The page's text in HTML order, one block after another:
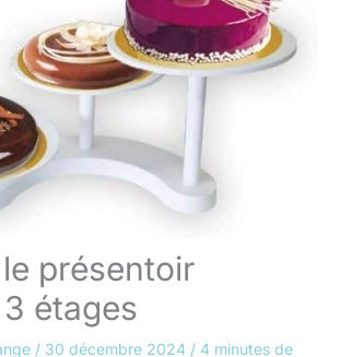
présentoir
étages
/ 30 décembre 2024 / 4 minutes de